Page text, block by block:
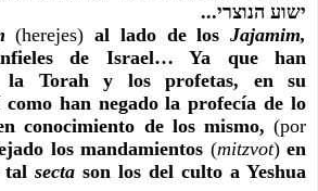
ישוע הנוצרי...
(herejes) al lado de los
de Israel… Ya que han
la Torah y los profetas, en su
como han negado la profecía de lo
conocimiento de los mismo, (por
los mandamientos (mitzvot) en
tal secta son los del culto a Yeshua